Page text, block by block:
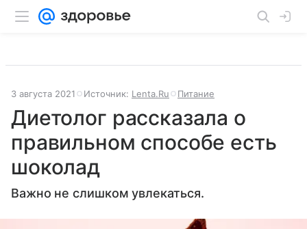
3 августа 2021 Источник: Lenta.Ru Питание
Диетолог рассказала о
правильном способе есть
шоколад
Важно не слишком увлекаться.